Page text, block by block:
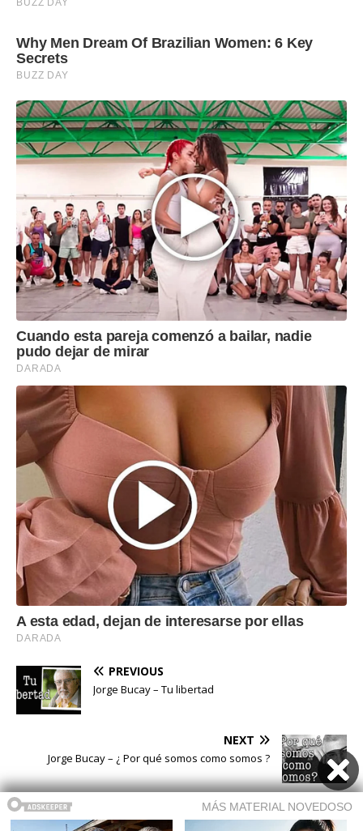
PREVIOUS
Jorge Bucay – Tu libertad
NEXT
Jorge Bucay – ¿ Por qué somos como somos ?